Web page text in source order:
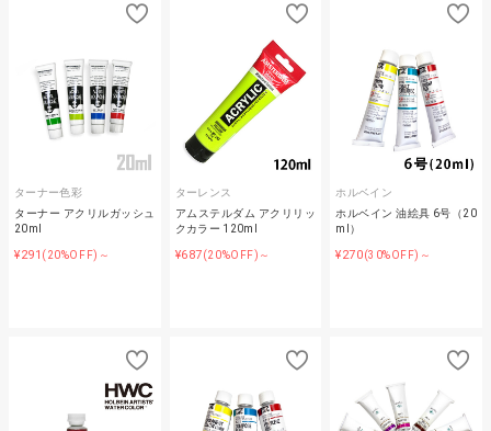
ターナー色彩
ターナー アクリルガッシュ
20ml
¥291 (20%OFF)～
ターレンス
アムステルダム アクリリッ
クカラー 120ml
¥687(20%OFF)～
ホルベイン
ホルベイン 油絵具 6号（20
ml）
¥270(30%OFF)～